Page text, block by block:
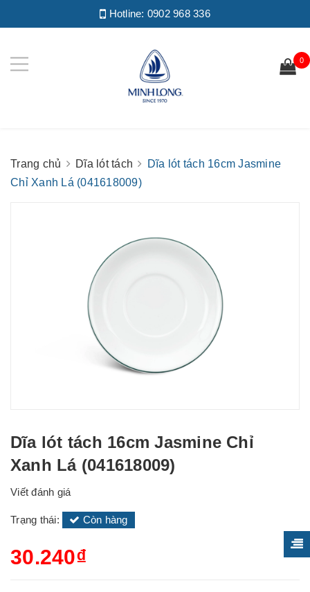
Hotline: 0902 968 336
0
Trang chủ Dĩa lót tách
Dĩa lót tách 16cm Jasmine
Chỉ Xanh Lá (041618009)
Dĩa lót tách 16cm Jasmine Chỉ
Xanh Lá (041618009)
Viết đánh giá
Trạng thái: Còn hàng
30.240₫